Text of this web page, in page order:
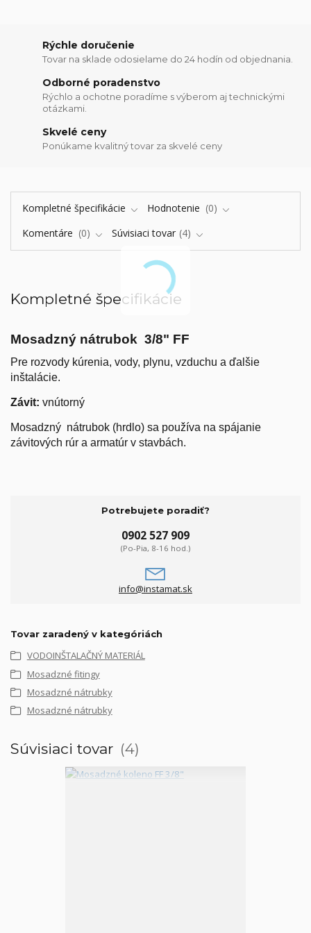
Rýchle doručenie
Tovar na sklade odosielame do 24 hodín od objednania.
Odborné poradenstvo
Rýchlo a ochotne poradíme s výberom aj technickými
otázkami.
Skvelé ceny
Ponúkame kvalitný tovar za skvelé ceny
Kompletné špecifikácie Hodnotenie
0
Komentáre
0 Súvisiaci tovar 4
Kompletné špecifikácie
Mosadzný nátrubok 3/8" FF
Pre rozvody kúrenia, vody, plynu, vzduchu a ďalšie
inštalácie.
Závit: vnútorný
Mosadzný nátrubok (hrdlo) sa používa na spájanie
závitových rúr a armatúr v stavbách.
Potrebujete poradiť?
0902 527 909
(Po-Pia, 8-16 hod.)
info@instamat.sk
Tovar zaradený v kategóriách
VODOINŠTALAČNÝ MATERIÁL
Mosadzné fitingy
Mosadzné nátrubky
Mosadzné nátrubky
Súvisiaci tovar 4